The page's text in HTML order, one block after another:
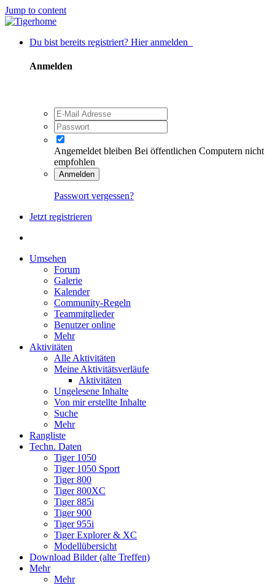
Jump to content
Du bist bereits registriert? Hier anmelden
Anmelden
Angemeldet bleiben Bei öffentlichen Computern nicht
empfohlen
Anmelden
Passwort vergessen?
Jetzt registrieren
Umsehen
Forum
Galerie
Kalender
Community-Regeln
Teammitglieder
Benutzer online
Mehr
Aktivitäten
Alle Aktivitäten
Meine Aktivitätsverläufe
Aktivitäten
Ungelesene Inhalte
Von mir erstellte Inhalte
Suche
Mehr
Rangliste
Techn. Daten
Tiger 1050
Tiger 1050 Sport
Tiger 800
Tiger 800XC
Tiger 885i
Tiger 900
Tiger 955i
Tiger Explorer & XC
Modellübersicht
Download Bilder (alte Treffen)
Mehr
Mehr